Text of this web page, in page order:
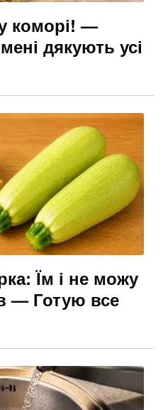
коморі! —
дякують усі
Їм і не можу
— Готую все